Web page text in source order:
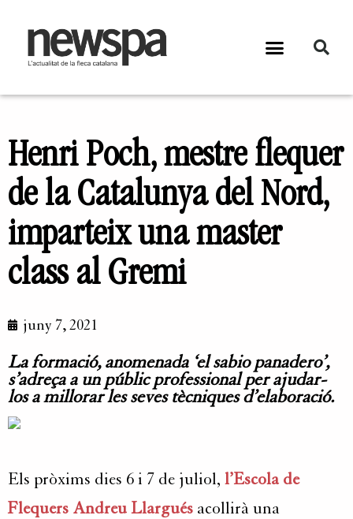
Henri Poch, mestre flequer
de la Catalunya del Nord,
imparteix una master
class al Gremi
juny 7, 2021
La formació, anomenada ‘el sabio panadero’,
s’adreça a un públic professional per ajudar-
los a millorar les seves tècniques d’elaboració.
Els pròxims dies 6 i 7 de juliol, l’Escola de
Flequers Andreu Llargués acollirà una